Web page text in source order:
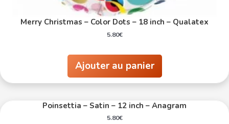
Merry Christmas – Color Dots – 18 inch – Qualatex
5.80€
Ajouter au panier
Poinsettia – Satin – 12 inch – Anagram
5.80€